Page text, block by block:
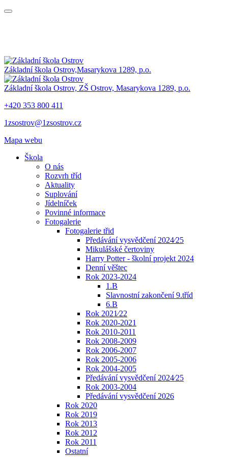
Základní škola Ostrov,Masarykova 1289, p.o.
Základní škola Ostrov, ZŠ Ostrov, Masarykova 1289, p.o.
+420 353 800 411
1zsostrov@1zsostrov.cz
Mapa webu
Škola
O nás
Rozvrh tříd
Aktuality
Suplování
Jídelníček
Povinné informace
Fotogalerie
Fotogalerie třid
Předávání vysvědčení 2024⁄25
Mikulášské čertoviny
Harry Potter - školní projekt 2024
Denní věštec
Rok 2023-2024
1.B
Slavnostní zakončení 9.tříd
6.B
Rok 2021⁄22
Rok 2020-2021
Rok 2010-2011
Rok 2008-2009
Rok 2006-2007
Rok 2005-2006
Rok 2004-2005
Předávání vysvědčení 2024⁄25
Rok 2003-2004
Předávání vysvědčení 2026
Rok 2020
Rok 2019
Rok 2013
Rok 2012
Rok 2011
Ostatní